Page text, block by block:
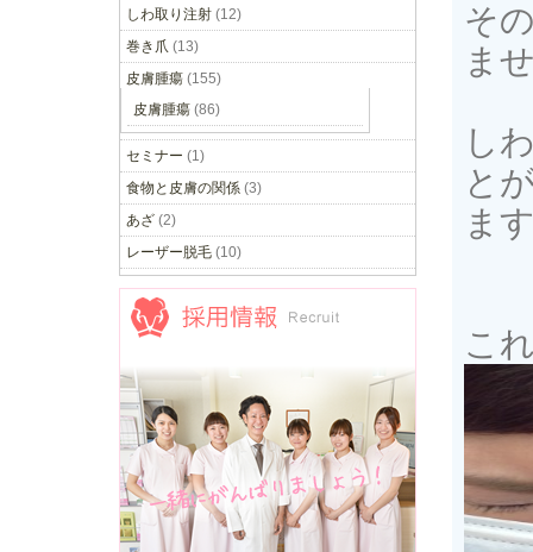
そ
ま
し
と
ま
こ
しわ取り注射 (12)
巻き爪 (13)
皮膚腫瘍 (155)
皮膚腫瘍 (86)
セミナー (1)
食物と皮膚の関係 (3)
あざ (2)
レーザー脱毛 (10)
採用情報